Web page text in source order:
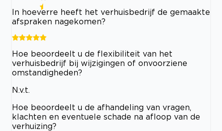
In hoeverre heeft het verhuisbedrijf de gemaakte
afspraken nagekomen?
Hoe beoordeelt u de flexibiliteit van het
verhuisbedrijf bij wijzigingen of onvoorziene
omstandigheden?
N.v.t.
Hoe beoordeelt u de afhandeling van vragen,
klachten en eventuele schade na afloop van de
verhuizing?